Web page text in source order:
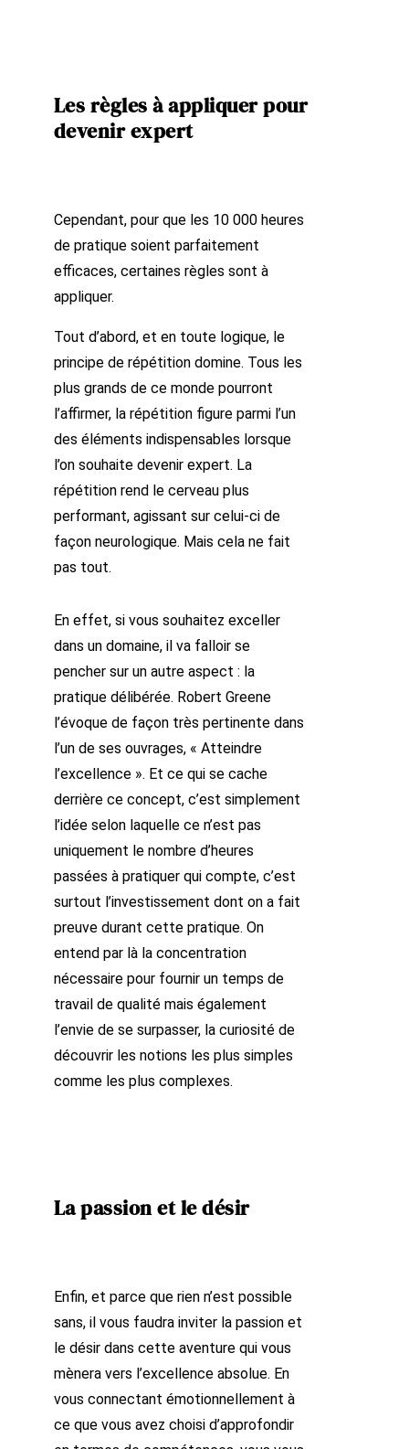
Les règles à appliquer pour
devenir expert
Cependant, pour que les 10 000 heures
de pratique soient parfaitement
efficaces, certaines règles sont à
appliquer.
Tout d’abord, et en toute logique, le
principe de répétition domine. Tous les
plus grands de ce monde pourront
l’affirmer, la répétition figure parmi l’un
des éléments indispensables lorsque
l’on souhaite devenir expert. La
répétition rend le cerveau plus
performant, agissant sur celui-ci de
façon neurologique. Mais cela ne fait
pas tout.
En effet, si vous souhaitez exceller
dans un domaine, il va falloir se
pencher sur un autre aspect : la
pratique délibérée. Robert Greene
l’évoque de façon très pertinente dans
l’un de ses ouvrages, « Atteindre
l’excellence ». Et ce qui se cache
derrière ce concept, c’est simplement
l’idée selon laquelle ce n’est pas
uniquement le nombre d’heures
passées à pratiquer qui compte, c’est
surtout l’investissement dont on a fait
preuve durant cette pratique. On
entend par là la concentration
nécessaire pour fournir un temps de
travail de qualité mais également
l’envie de se surpasser, la curiosité de
découvrir les notions les plus simples
comme les plus complexes.
La passion et le désir
Enfin, et parce que rien n’est possible
sans, il vous faudra inviter la passion et
le désir dans cette aventure qui vous
mènera vers l’excellence absolue. En
vous connectant émotionnellement à
ce que vous avez choisi d’approfondir